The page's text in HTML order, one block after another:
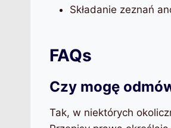
Składanie zeznań
FAQs
Czy mogę
Tak, w niektórych